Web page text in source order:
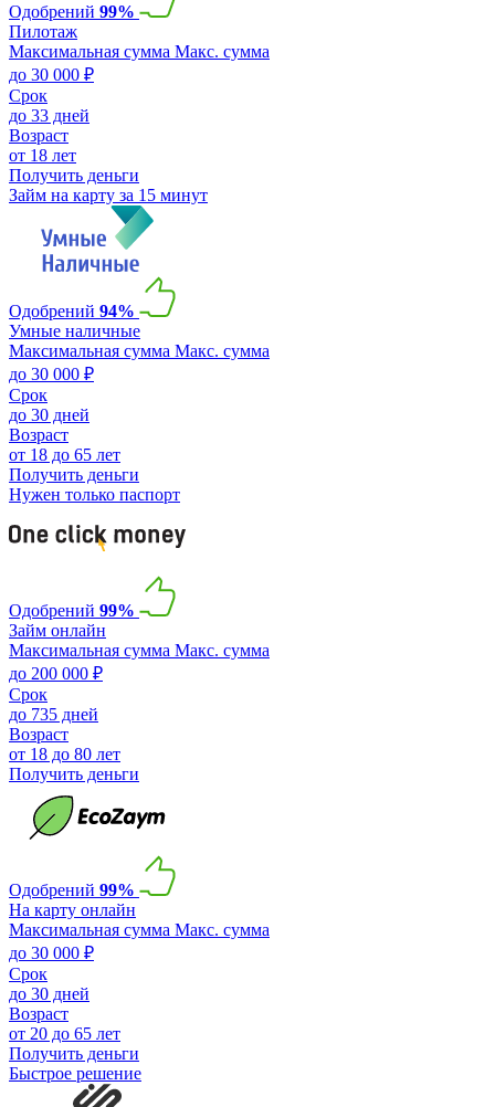
Одобрений 99%
Пилотаж
Максимальная сумма Макс. сумма
до 30 000 ₽
Срок
до 33 дней
Возраст
от 18 лет
Получить деньги
Займ на карту за 15 минут
Одобрений 94%
Умные наличные
Максимальная сумма Макс. сумма
до 30 000 ₽
Срок
до 30 дней
Возраст
от 18 до 65 лет
Получить деньги
Нужен только паспорт
Одобрений 99%
Займ онлайн
Максимальная сумма Макс. сумма
до 200 000 ₽
Срок
до 735 дней
Возраст
от 18 до 80 лет
Получить деньги
Одобрений 99%
На карту онлайн
Максимальная сумма Макс. сумма
до 30 000 ₽
Срок
до 30 дней
Возраст
от 20 до 65 лет
Получить деньги
Быстрое решение